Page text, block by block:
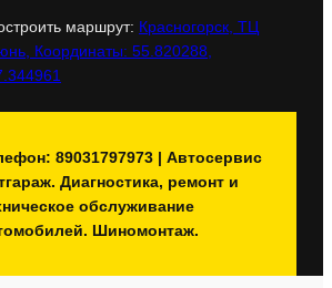
маршрут: Красногорск, ТЦ
Координаты: 55.820288,
89031797973 | Автосервис
Диагностика, ремонт и
обслуживание
Шиномонтаж.